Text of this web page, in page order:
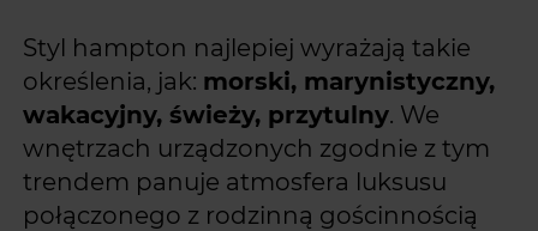
Styl hampton najlepiej wyrażają takie
określenia, jak: morski, marynistyczny,
wakacyjny, świeży, przytulny. We
wnętrzach urządzonych zgodnie z tym
trendem panuje atmosfera luksusu
połączonego z rodzinną gościnnością